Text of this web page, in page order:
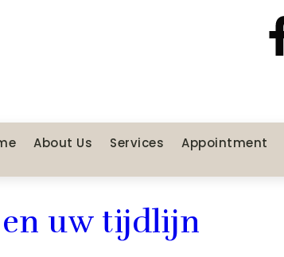
About Us Services Appointment
uw tijdlijn